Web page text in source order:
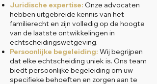
Juridische expertise: Onze advocaten
hebben uitgebreide kennis van het
familierecht en zijn volledig op de hoogte
van de laatste ontwikkelingen in
echtscheidingswetgeving.
Persoonlijke begeleiding: Wij begrijpen
dat elke echtscheiding uniek is. Ons team
biedt persoonlijke begeleiding om uw
specifieke behoeften en zorgen aan te